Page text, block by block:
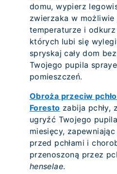
domu, wypierz
zwierzaka w możliwie
temperaturze i
których lubi się
spryskaj cały dom
Twojego pupila
pomieszczeń.
Obroża przeciw
Foresto zabija pchły,
ugryźć Twojego
miesięcy,
przed pchłami i
przenoszoną przez
henselae.